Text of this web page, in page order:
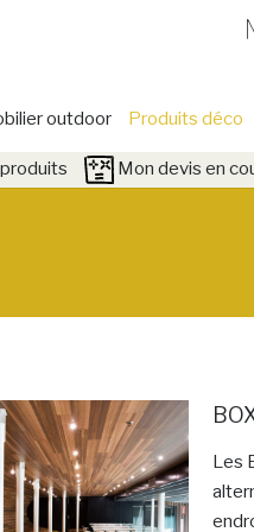
outdoor Produits déco
Mon devis en
Les